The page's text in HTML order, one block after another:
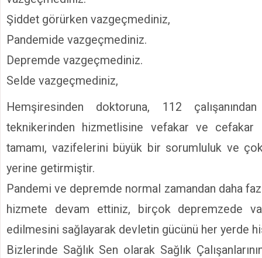
Şiddet görürken vazgeçmediniz,
Pandemide vazgeçmediniz.
Depremde vazgeçmediniz.
Selde vazgeçmediniz,
Hemşiresinden doktoruna, 112
teknikerinden hizmetlisine vefakar ve cefakar
tamamı, vazifelerini büyük bir sorumluluk ve
yerine getirmiştir.
Pandemi ve depremde normal zamandan daha
hizmete devam ettiniz, birçok depremzede
edilmesini sağlayarak devletin gücünü her yerde
Bizlerinde Sağlık Sen olarak Sağlık